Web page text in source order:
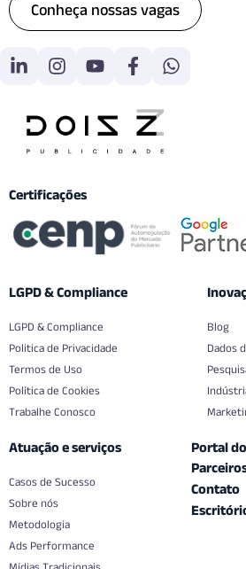
Conheça nossas vagas
Certificações
LGPD & Compliance
LGPD & Compliance
Politica de Privacidade
Termos de Uso
Política de Cookies
Trabalhe Conosco
Blog
Dados
Atuação e serviços
Casos de Sucesso
Sobre nós
Metodologia
Ads Performance
Portal
Contato